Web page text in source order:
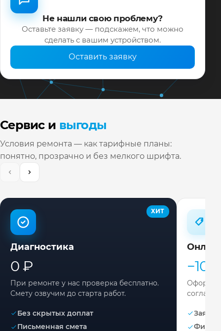
Не нашли свою проблему?
Оставьте заявку — подскажем, что можно
сделать с вашим устройством.
Оставить заявку
Сервис и выгоды
Условия ремонта — как тарифные планы:
понятно, прозрачно и без мелкого шрифта.
ХИТ
Диагностика
0 ₽
При ремонте у нас проверка бесплатно.
Смету озвучим до старта работ.
Без скрытых доплат
Письменная смета
−10%
Заявка